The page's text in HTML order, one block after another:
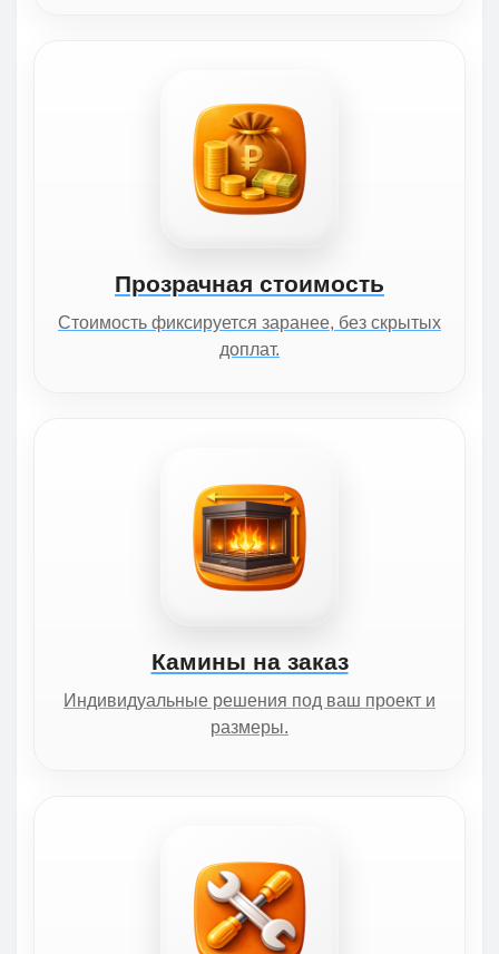
Прозрачная стоимость
Стоимость фиксируется заранее, без скрытых
доплат.
Камины на заказ
Индивидуальные решения под ваш проект и
размеры.